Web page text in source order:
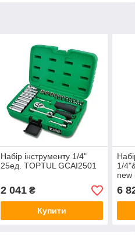
Набір інструменту 1/4"
25ед. TOPTUL GCAI2501
2 041₴
Купити
1/
new
6